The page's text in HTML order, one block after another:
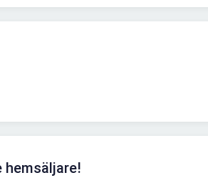
hemsäljare!